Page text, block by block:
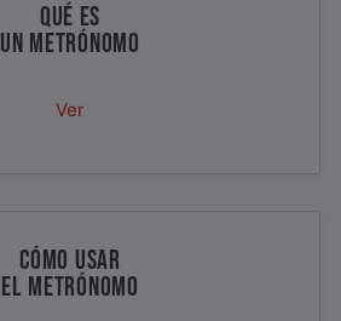
QUÉ ES
UN METRÓNOMO
Ver
CÓMO USAR
EL METRÓNOMO